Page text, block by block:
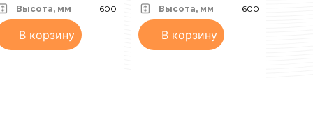
Высота, мм 600
В корзину
БелоеВысота, мм 600
В корзину